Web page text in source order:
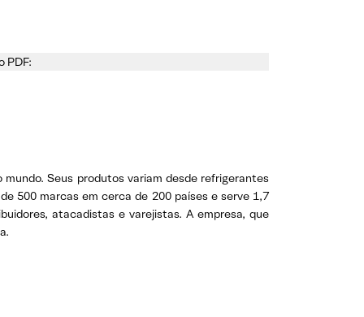
PDF:
Seus produtos variam desde refrigerantes
500 marcas em cerca de 200 países e serve 1,7
atacadistas e varejistas. A empresa, que